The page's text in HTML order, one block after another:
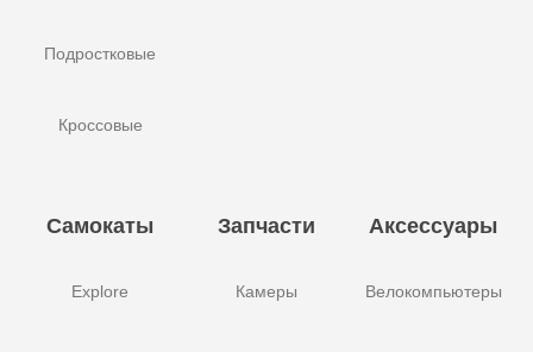
Подростковые
Кроссовые
Самокаты
Explore
Запчасти
Камеры
Аксессуары
Велокомпьютеры